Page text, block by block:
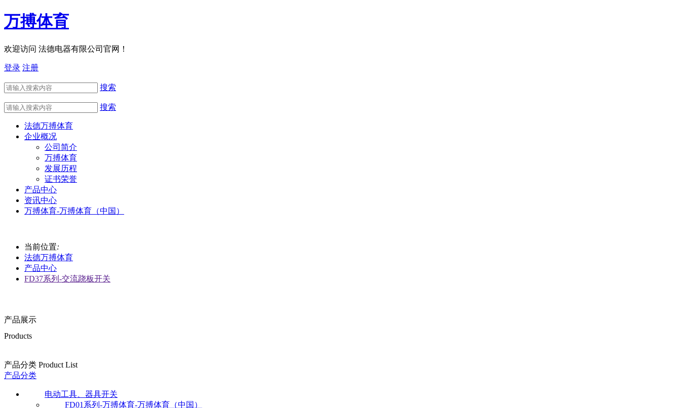
万搏体育
欢迎访问 法德电器有限公司官网！
登录 注册
搜索
搜索
法德万搏体育
企业概况
公司简介
万搏体育
发展历程
证书荣誉
产品中心
资讯中心
万搏体育-万搏体育（中国）
当前位置:
法德万搏体育
产品中心
FD37系列-交流跷板开关
产品展示
Products
产品分类 Product List
产品分类
电动工具、器具开关
FD01系列-万搏体育-万搏体育（中国）